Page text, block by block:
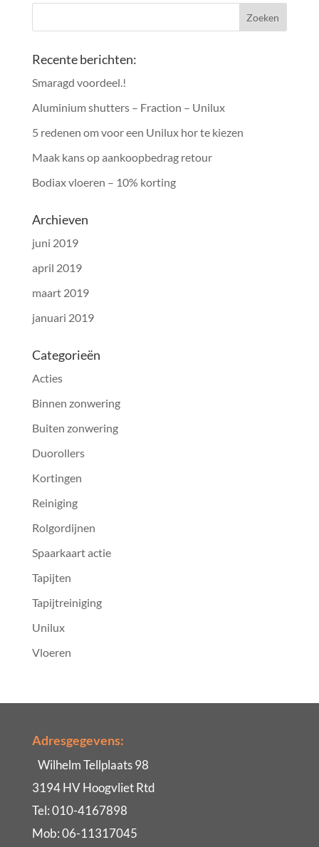
Recente berichten:
Smaragd voordeel.!
Aluminium shutters – Fraction – Unilux
5 redenen om voor een Unilux hor te kiezen
Maak kans op aankoopbedrag retour
Bodiax vloeren – 10% korting
Archieven
juni 2019
april 2019
maart 2019
januari 2019
Categorieën
Acties
Binnen zonwering
Buiten zonwering
Duorollers
Kortingen
Reiniging
Rolgordijnen
Spaarkaart actie
Tapijten
Tapijtreiniging
Unilux
Vloeren
Adresgegevens:
Wilhelm Tellplaats 98
3194 HV Hoogvliet Rtd
Tel: 010-4167898
Mob: 06-11317045